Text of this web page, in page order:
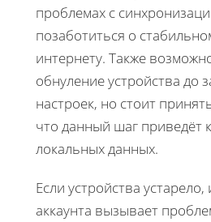
проблемах с
позаботиться о
интернету. Также
обнуление устройства до
настроек, но стоит
что данный шаг приведёт
локальных данных.
Если устройства устарело,
аккаунта вызывает